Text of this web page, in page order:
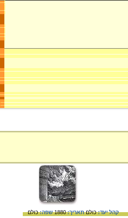
קהל יעד:כולםתאריך:1880 שפה:כולם